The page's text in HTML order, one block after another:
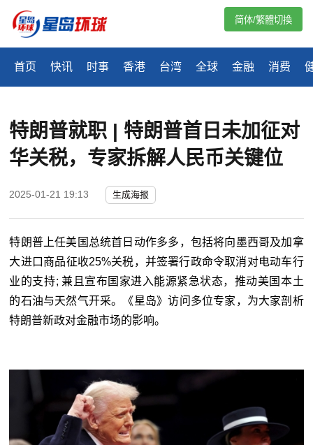
首页 快讯 时事 香港 台湾 全球 金融 消费
简体/繁體切換
特朗普就职 | 特朗普首日未加征对
华关税，专家拆解人民币关键位
2025-01-21 19:13 生成海报
特朗普上任美国总统首日动作多多，包括将向墨西哥及加拿
大进口商品征收25%关税，并签署行政命令取消对电动车行
业的支持; 兼且宣布国家进入能源紧急状态，推动美国本土
的石油与天然气开采。《星岛》访问多位专家，为大家剖析
特朗普新政对金融市场的影响。